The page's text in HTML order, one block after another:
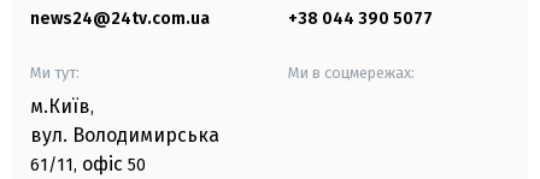
news24@24tv.com.ua +38 044 390 5077
Ми тут:
м.Київ,
вул. Володимирська
61/11, офіс 50
Ми в соцмережах: